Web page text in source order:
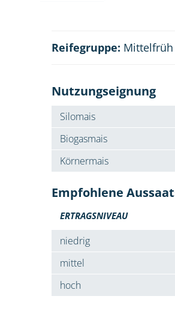
Reifegruppe: Mittelfrüh
Nutzungseignung
Silomais
Biogasmais
Körnermais
Empfohlene
ERTRAGSNIVEAU
niedrig
mittel
hoch